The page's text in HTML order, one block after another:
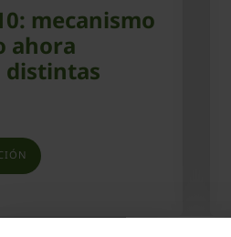
mecanismo
ahora
distintas